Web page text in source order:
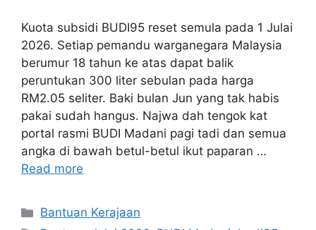
Kuota subsidi BUDI95 reset semula pada 1 Julai
2026. Setiap pemandu warganegara Malaysia
berumur 18 tahun ke atas dapat balik
peruntukan 300 liter sebulan pada harga
RM2.05 seliter. Baki bulan Jun yang tak habis
pakai sudah hangus. Najwa dah tengok kat
portal rasmi BUDI Madani pagi tadi dan semua
angka di bawah betul-betul ikut paparan …
Read more
Categories
Bantuan Kerajaan